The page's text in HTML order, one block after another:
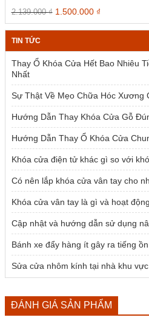
2.139.000₫ Giá
gốc
là:
1.500.000 ₫Giá
hiện
tại
1.500.000 ₫.
TIN TỨC
Thay Ổ Khóa Cửa Hết Bao Nhiêu
Nhất
Sự Thật Về Mẹo Chữa Hóc Xương
Hướng Dẫn Thay Khóa Cửa Gỗ
Hướng Dẫn Thay Ổ Khóa Cửa
Khóa cửa điện tử khác gì so với
Có nên lắp khóa cửa vân tay cho
Khóa cửa vân tay là gì và hoạt
Cập nhật và hướng dẫn sử dụng
Bánh xe đẩy hàng ít gây ra tiếng
Sửa cửa nhôm kính tại nhà khu
ĐÁNH GIÁ SẢN PHẨM